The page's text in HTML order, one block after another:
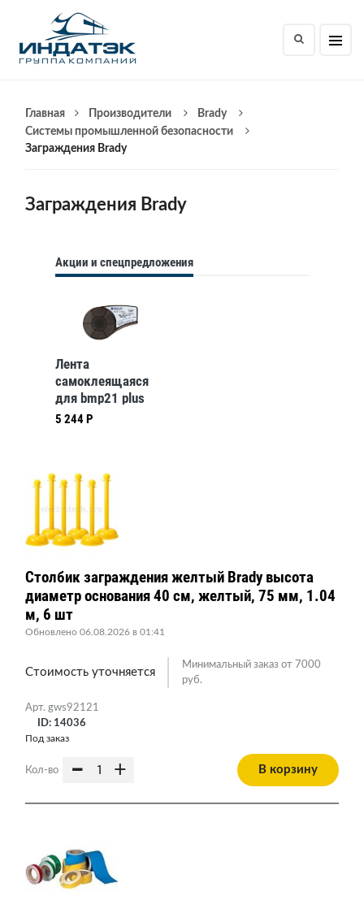
Главная Производители
Brady
Системы промышленной безопасности
Заграждения Brady
Заграждения Brady
Акции и спецпредложения
Лента
самоклеящаяся
для bmp21 plus
M21-250-595-WT
5 244 Р
Арт. gws92121
ID: 14036
Столбик заграждения желтый Brady высота
диаметр основания 40 см, желтый, 75 мм, 1.04
м, 6 шт
Обновлено 06.08.2026 в 01:41
Стоимость уточняется
Минимальный заказ от 7000
руб.
Под заказ
Кол-во - + В корзину